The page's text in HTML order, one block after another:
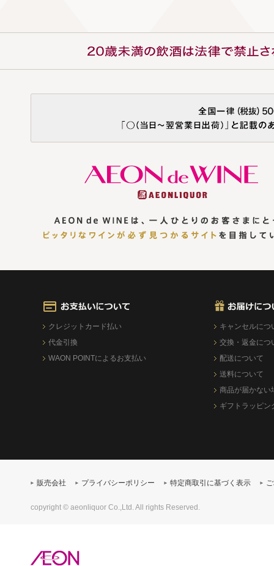
クレジットカード払い
代金引換
WAON POINTによるお支払い
キャンセルにつ
交換・返金につ
配送について
送料について
商品が届かない
ギフトラッピン
販売会社 プライバシーポリシー 特定商取引に基づく表示
copyright © aeonliquor Co.,Ltd. All rights Reserved.